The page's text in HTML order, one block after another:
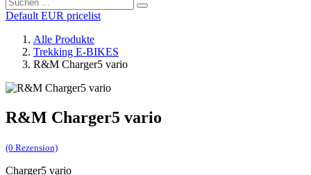
Default EUR pricelist
Alle Produkte
Trekking E-BIKES
R&M Charger5 vario
R&M Charger5 vario
(0 Rezension)
Charger5 vario